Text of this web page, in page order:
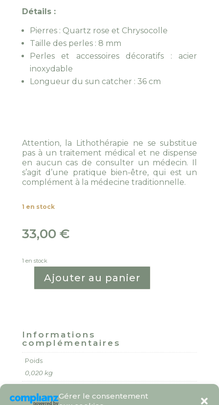
Gérer le consentement
Détails :
Pierres : Quartz rose et Chrysocolle
Taille des perles : 8 mm
Perles et accessoires décoratifs : acier
inoxydable
Longueur du sun catcher : 36 cm
Attention, la Lithothérapie ne se substitue
pas à un traitement médical et ne dispense
en aucun cas de consulter un médecin. Il
s’agit d’une pratique bien-être, qui est un
complément à la médecine traditionnelle.
1 en stock
33,00 €
1 en stock
quantité
-
La
Guérisseuse
Ajouter au panier
Informations
complémentaires
Poids
0,020 kg